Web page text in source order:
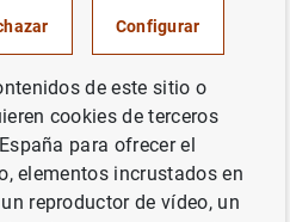
nueva clave de capital
Siguiente
Configurar
de este sitio o
cookies de terceros
para ofrecer el
elementos incrustados en
reproductor de vídeo, un